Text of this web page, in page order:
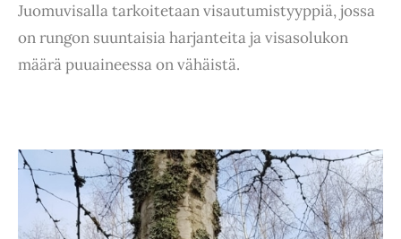
Juomuvisalla tarkoitetaan visautumistyyppiä, jossa
on rungon suuntaisia harjanteita ja visasolukon
määrä puuaineessa on vähäistä.